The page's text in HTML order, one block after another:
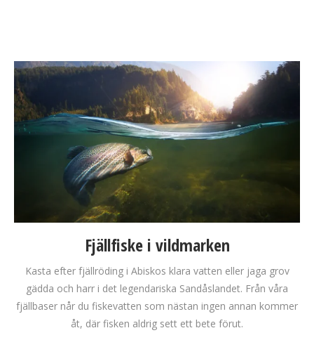
Fjällfiske i vildmarken
Kasta efter fjällröding i Abiskos klara vatten eller jaga grov
gädda och harr i det legendariska Sandåslandet. Från våra
fjällbaser når du fiskevatten som nästan ingen annan kommer
åt, där fisken aldrig sett ett bete förut.